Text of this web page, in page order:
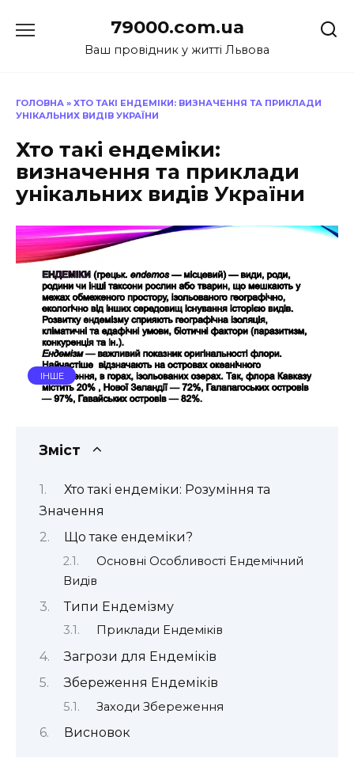
до
79000.com.ua
Ваш провідник у житті Львова
ГОЛОВНА » ХТО ТАКІ ЕНДЕМІКИ: ВИЗНАЧЕННЯ ТА ПРИКЛАДИ
УНІКАЛЬНИХ ВИДІВ УКРАЇНИ
Хто такі ендеміки:
визначення та приклади
унікальних видів України
ІНШЕ
Зміст
Хто такі ендеміки: Розуміння та
Значення
Що таке ендеміки?
Основні Особливості Ендемічний
Видів
Типи Ендемізму
Приклади Ендеміків
Загрози для Ендеміків
Збереження Ендеміків
Заходи Збереження
Висновок